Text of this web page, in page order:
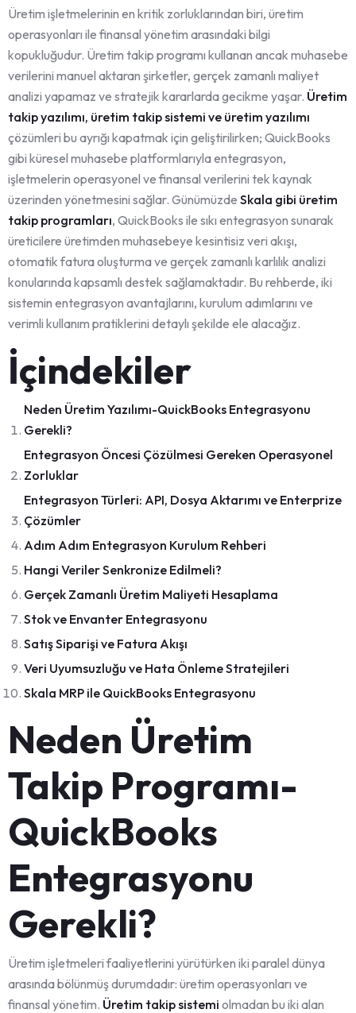
Üretim işletmelerinin en kritik zorluklarından biri, üretim
operasyonları ile finansal yönetim arasındaki bilgi
kopukluğudur. Üretim takip programı kullanan ancak muhasebe
verilerini manuel aktaran şirketler, gerçek zamanlı maliyet
analizi yapamaz ve stratejik kararlarda gecikme yaşar. Üretim
takip yazılımı, üretim takip sistemi ve üretim yazılımı
çözümleri bu ayrığı kapatmak için geliştirilirken; QuickBooks
gibi küresel muhasebe platformlarıyla entegrasyon,
işletmelerin operasyonel ve finansal verilerini tek kaynak
üzerinden yönetmesini sağlar. Günümüzde Skala gibi üretim
takip programları, QuickBooks ile sıkı entegrasyon sunarak
üreticilere üretimden muhasebeye kesintisiz veri akışı,
otomatik fatura oluşturma ve gerçek zamanlı karlılık analizi
konularında kapsamlı destek sağlamaktadır. Bu rehberde, iki
sistemin entegrasyon avantajlarını, kurulum adımlarını ve
verimli kullanım pratiklerini detaylı şekilde ele alacağız.
İçindekiler
Neden Üretim Yazılımı-QuickBooks Entegrasyonu
Gerekli?
Entegrasyon Öncesi Çözülmesi Gereken Operasyonel
Zorluklar
Entegrasyon Türleri: API, Dosya Aktarımı ve Enterprize
Çözümler
Adım Adım Entegrasyon Kurulum Rehberi
Hangi Veriler Senkronize Edilmeli?
Gerçek Zamanlı Üretim Maliyeti Hesaplama
Stok ve Envanter Entegrasyonu
Satış Siparişi ve Fatura Akışı
Veri Uyumsuzluğu ve Hata Önleme Stratejileri
Skala MRP ile QuickBooks Entegrasyonu
Neden Üretim
Takip Programı-
QuickBooks
Entegrasyonu
Gerekli?
Üretim işletmeleri faaliyetlerini yürütürken iki paralel dünya
arasında bölünmüş durumdadır: üretim operasyonları ve
finansal yönetim. Üretim takip sistemi olmadan bu iki alan